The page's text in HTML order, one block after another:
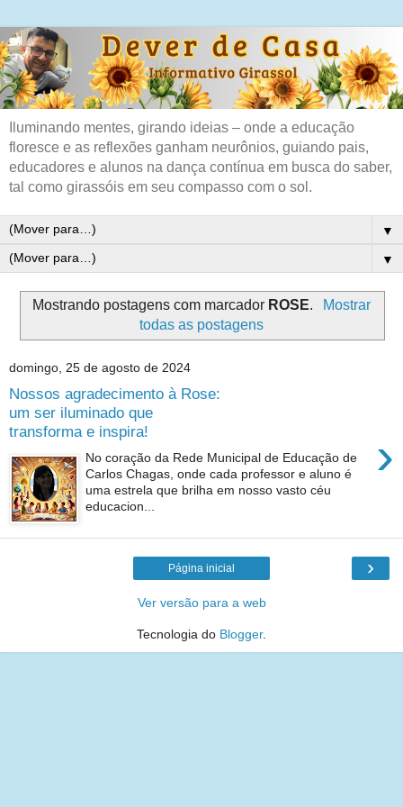
Iluminando mentes, girando ideias – onde a educação
floresce e as reflexões ganham neurônios, guiando pais,
educadores e alunos na dança contínua em busca do saber,
tal como girassóis em seu compasso com o sol.
▼
▼
Mostrando postagens com marcador ROSE.
Mostrar
todas as postagens
domingo, 25 de agosto de 2024
Nossos agradecimento à Rose:
um ser iluminado que
transforma e inspira!
›
No coração da Rede Municipal de Educação de
Carlos Chagas, onde cada professor e aluno é
uma estrela que brilha em nosso vasto céu
educacion...
›
Página inicial
Ver versão para a web
Tecnologia do Blogger.